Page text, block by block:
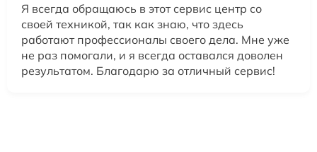
Я всегда обращаюсь в этот сервис центр со
своей техникой, так как знаю, что здесь
работают профессионалы своего дела. Мне уже
не раз помогали, и я всегда оставался доволен
результатом. Благодарю за отличный сервис!